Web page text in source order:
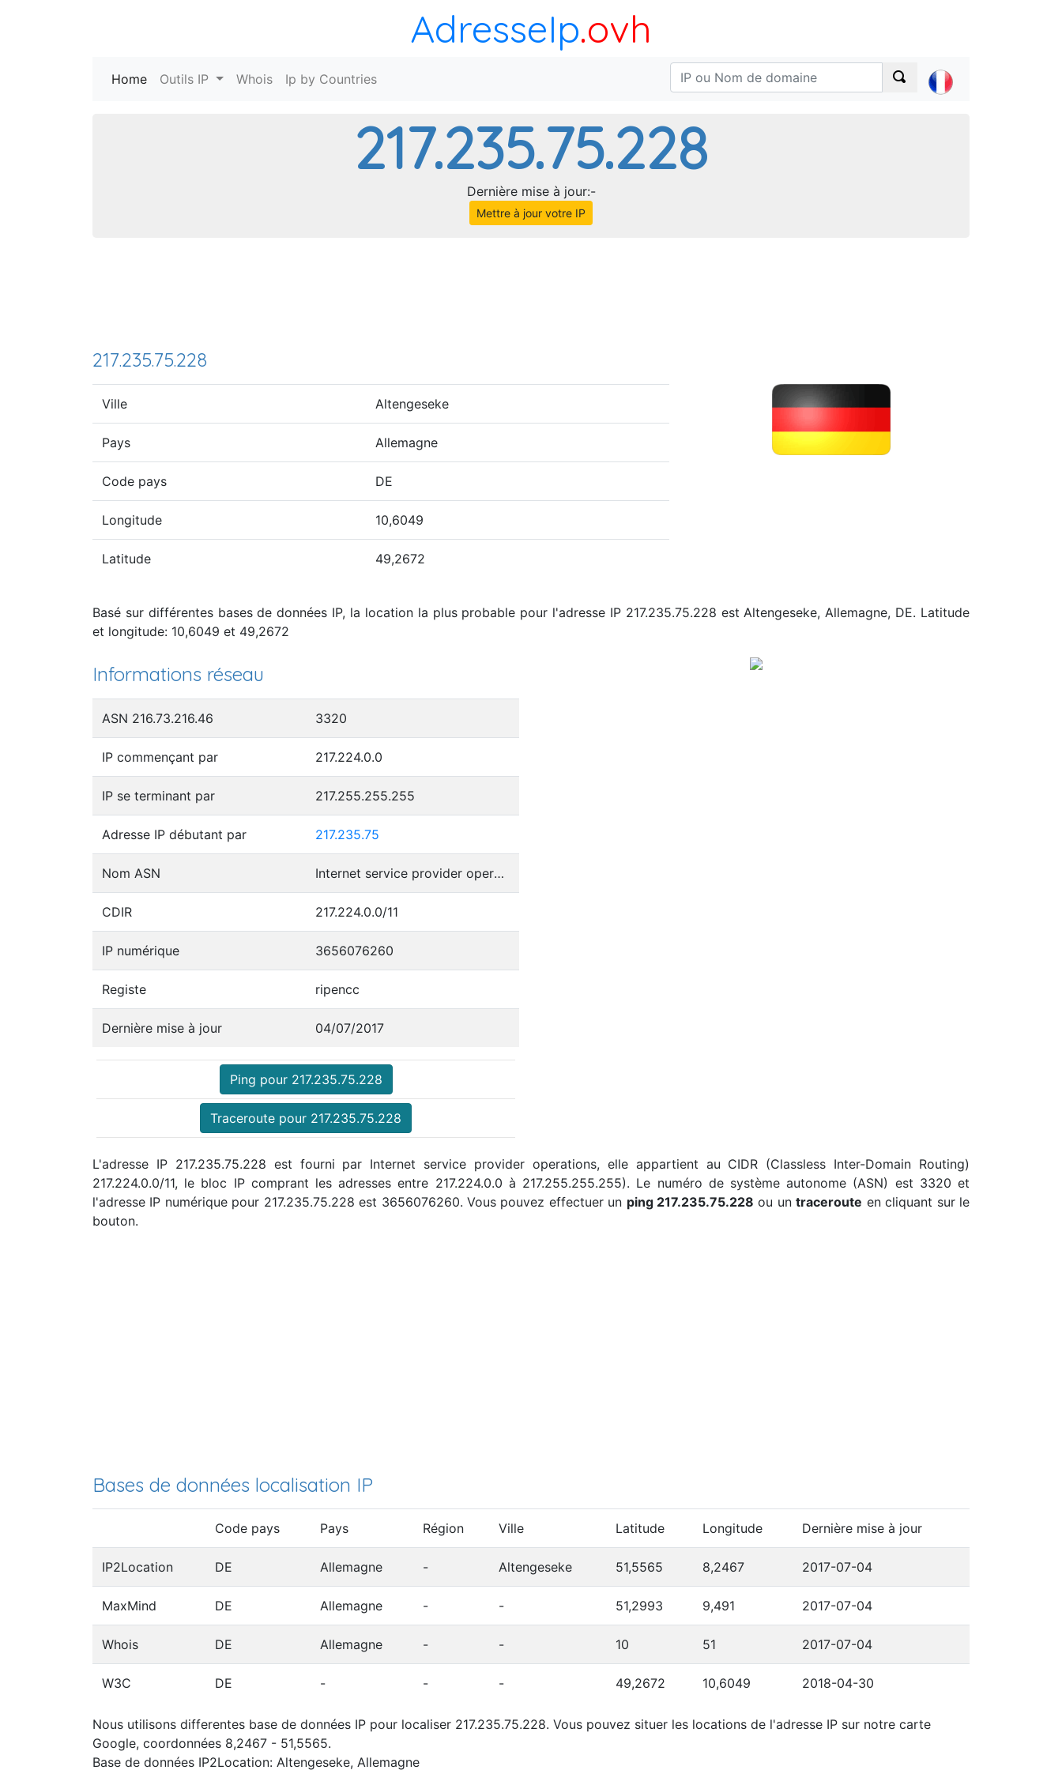
AdresseIp.ovh
Home (current)
Outils IP Whois Ip by Countries
217.235.75.228
Dernière mise à jour:-
Mettre à jour votre IP
217.235.75.228
Ville Altengeseke
Pays Allemagne
Code pays DE
Longitude 10,6049
Latitude 49,2672
Basé sur différentes bases de données IP, la location la plus probable pour l'adresse IP 217.235.75.228 est Altengeseke, Allemagne, DE. Latitude
et longitude: 10,6049 et 49,2672
Informations réseau
ASN 216.73.216.46 3320
IP commençant par 217.224.0.0
IP se terminant par 217.255.255.255
Adresse IP débutant par 217.235.75
Nom ASN Internet service provider operations
CDIR 217.224.0.0/11
IP numérique 3656076260
Registe ripencc
Dernière mise à jour 04/07/2017
Ping pour 217.235.75.228
Traceroute pour 217.235.75.228
L'adresse IP 217.235.75.228 est fourni par Internet service provider operations, elle appartient au CIDR (Classless Inter-Domain Routing)
217.224.0.0/11, le bloc IP comprant les adresses entre 217.224.0.0 à 217.255.255.255). Le numéro de système autonome (ASN) est 3320 et
l'adresse IP numérique pour 217.235.75.228 est 3656076260. Vous pouvez effectuer un ping 217.235.75.228 ou untraceroute en cliquant sur le
bouton.
Bases de données localisation IP
Code pays Pays Région Ville Latitude Longitude Dernière mise à jour
IP2Location DE Allemagne - Altengeseke 51,5565 8,2467 2017-07-04
MaxMind DE Allemagne - - 51,2993 9,491 2017-07-04
Whois DE Allemagne - - 10 51 2017-07-04
W3C DE - - - 49,2672 10,6049 2018-04-30
Nous utilisons differentes base de données IP pour localiser 217.235.75.228. Vous pouvez situer les locations de l'adresse IP sur notre carte
Google, coordonnées 8,2467 - 51,5565.
Base de données IP2Location: Altengeseke, Allemagne